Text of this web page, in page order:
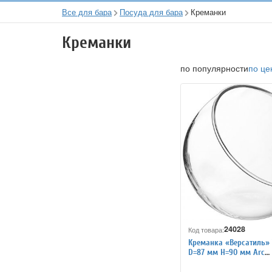
Все для бара Посуда для бара Креманки
Креманки
по популярностипо
Код товара:24028
Креманка «Версатиль»
D=87 мм H=90 мм Arc